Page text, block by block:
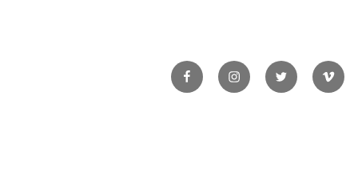
FacebookInstagramTwitter